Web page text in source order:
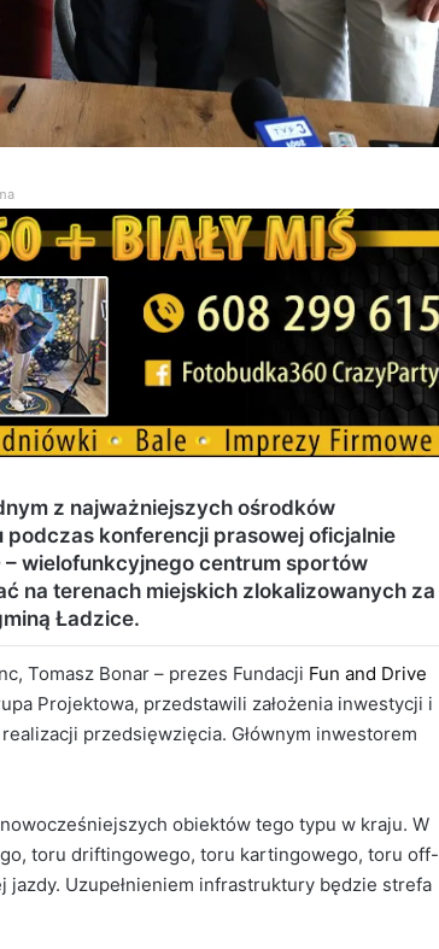
z najważniejszych ośrodków
konferencji prasowej oficjalnie
– wielofunkcyjnego centrum sportów
na terenach miejskich zlokalizowanych za
Ładzice.
Tomasz Bonar – prezes Fundacji Fun and Drive
Projektowa, przedstawili założenia inwestycji i
przedsięwzięcia. Głównym inwestorem
obiektów tego typu w kraju. W
toru driftingowego, toru kartingowego, toru off-
Uzupełnieniem infrastruktury będzie strefa